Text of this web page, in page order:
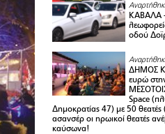
ΚΑΒΑΛΑ –
οδού
ΔΗΜΟΣ
ευρώ
Space
Δημοκρατίας 47) με 50
ασανσέρ οι ηρωικοί θεατές
καύσωνα!